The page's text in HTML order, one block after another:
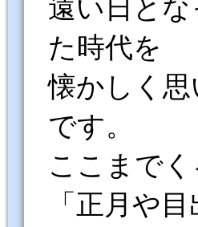
遠い日と
た時代を
懐かしく
です。
ここまで
「正月や